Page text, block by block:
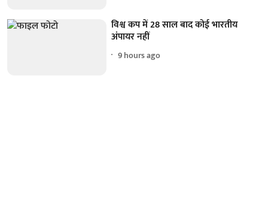
विश्व कप में 28 साल बाद कोई भारतीय
अंपायर नहीं
9 hours ago